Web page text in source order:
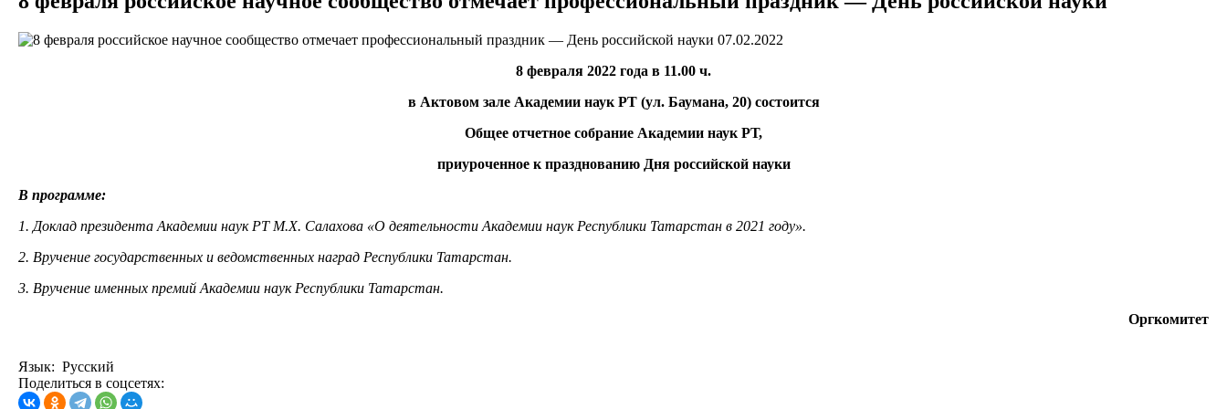
07.02.2022
8 февраля 2022 года в 11.00 ч.
в Актовом зале Академии наук РТ (ул. Баумана, 20) состоится
Общее отчетное собрание Академии наук РТ,
приуроченное к празднованию Дня российской науки
В программе:
1. Доклад президента Академии наук РТ М.Х. Салахова «О деятельности Академии наук Республики Татарстан в 2021 году».
2. Вручение государственных и ведомственных наград Республики Татарстан.
3. Вручение именных премий Академии наук Республики Татарстан.
Оргкомитет
Язык: Русский
Поделиться в соцсетях: